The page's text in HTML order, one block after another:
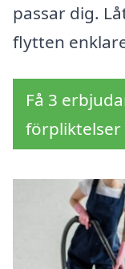
passar dig.
flytten
Få 3
förpliktelser